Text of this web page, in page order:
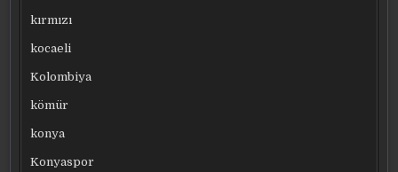
kırmızı
kocaeli
Kolombiya
kömür
konya
Konyaspor